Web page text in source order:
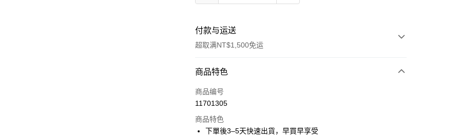
付款与运送
超取满NT$1,500免运
付款方式
信用卡一次付款
Apple Pay
商品特色
商品编号
11701305
商品特色
下單後3–5天快速出貨，早買早享受